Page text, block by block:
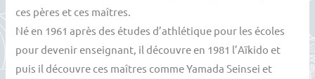
ces pères et ces maîtres.
Né en 1961 après des études d’athlétique pour les écoles
pour devenir enseignant, il découvre en 1981 l’Aïkido et
puis il découvre ces maîtres comme Yamada Seinsei et